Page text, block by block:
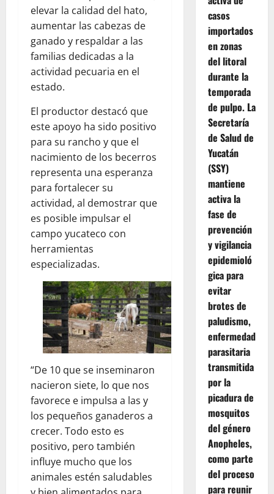
elevar la calidad del hato,
aumentar las cabezas de
ganado y respaldar a las
familias dedicadas a la
actividad pecuaria en el
estado.
El productor destacó que
este apoyo ha sido positivo
para su rancho y que el
nacimiento de los becerros
representa una esperanza
para fortalecer su
actividad, al demostrar que
es posible impulsar el
campo yucateco con
herramientas
especializadas.
“De 10 que se inseminaron
nacieron siete, lo que nos
favorece e impulsa a las y
los pequeños ganaderos a
crecer. Todo esto es
positivo, pero también
influye mucho que los
animales estén saludables
casos
importados
en zonas
del litoral
durante la
temporada
de pulpo. La
Secretaría
de Salud de
Yucatán
(SSY)
mantiene
activa la
fase de
prevención
y vigilancia
epidemioló
gica para
evitar
brotes de
paludismo,
enfermedad
parasitaria
transmitida
por la
picadura de
mosquitos
del género
Anopheles,
como parte
del proceso
para reunir